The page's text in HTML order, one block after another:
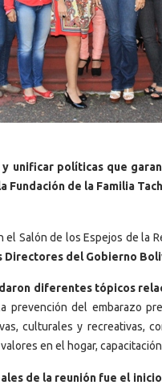
unificar políticas que
de la Familia
Salón de los Espejos de la
Directores del Gobierno
diferentes tópicos
prevención del embarazo
culturales y recreativas,
en el hogar,
de la reunión fue el